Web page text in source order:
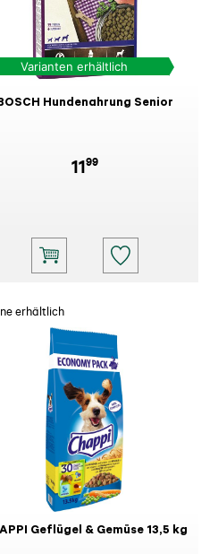
Varianten erhältlich
Hundenahrung Senior
1199
erhältlich
Geflügel & Gemüse 13,5 kg